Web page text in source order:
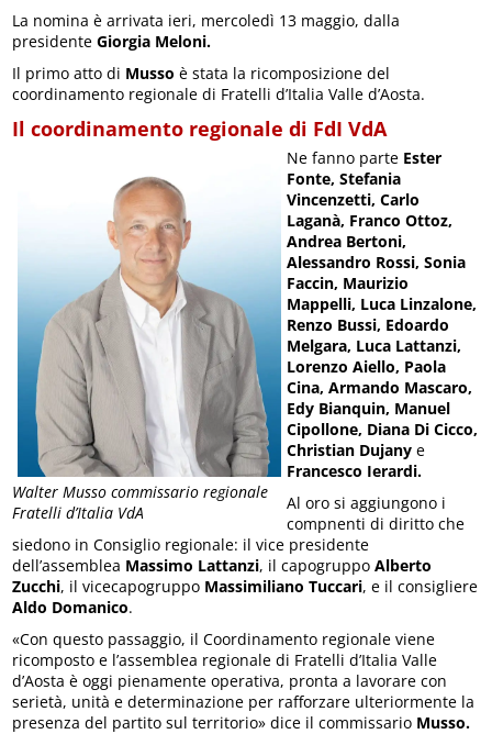
La nomina è arrivata ieri, mercoledì 13 maggio, dalla
presidente Giorgia Meloni.
Il primo atto di Musso è stata la ricomposizione del
coordinamento regionale di Fratelli d’Italia Valle d’Aosta.
Il coordinamento regionale di FdI VdA
Walter Musso commissario regionale
Fratelli d’Italia VdA
Ne fanno parte Ester
Fonte, Stefania
Vincenzetti, Carlo
Laganà, Franco Ottoz,
Andrea Bertoni,
Alessandro Rossi, Sonia
Faccin, Maurizio
Mappelli, Luca Linzalone,
Renzo Bussi, Edoardo
Melgara, Luca Lattanzi,
Lorenzo Aiello, Paola
Cina, Armando Mascaro,
Edy Bianquin, Manuel
Cipollone, Diana Di Cicco,
Christian Dujany e
Francesco Ierardi.
Al oro si aggiungono i
compnenti di diritto che
siedono in Consiglio regionale: il vice presidente
dell’assemblea Massimo Lattanzi, il capogruppoAlberto
Zucchi, il vicecapogruppo Massimiliano Tuccari, e il consigliere
Aldo Domanico.
«Con questo passaggio, il Coordinamento regionale viene
ricomposto e l’assemblea regionale di Fratelli d’Italia Valle
d’Aosta è oggi pienamente operativa, pronta a lavorare con
serietà, unità e determinazione per rafforzare ulteriormente la
presenza del partito sul territorio» dice il commissario Musso.